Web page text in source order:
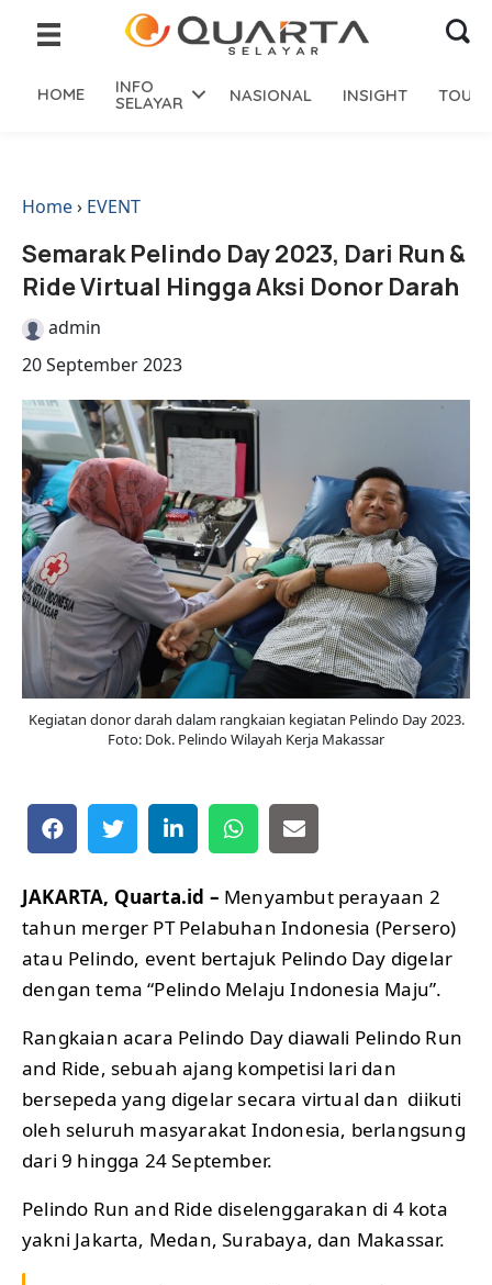
HOME INFO
SELAYAR NASIONAL INSIGHT
Home› EVENT
Semarak Pelindo Day 2023, Dari Run &
Ride Virtual Hingga Aksi Donor Darah
admin
20 September 2023
Kegiatan donor darah dalam rangkaian kegiatan Pelindo Day 2023.
Foto: Dok. Pelindo Wilayah Kerja Makassar
JAKARTA, Quarta.id – Menyambut perayaan 2
tahun merger PT Pelabuhan Indonesia (Persero)
atau Pelindo, event bertajuk Pelindo Day digelar
dengan tema “Pelindo Melaju Indonesia Maju”.
Rangkaian acara Pelindo Day diawali Pelindo Run
and Ride, sebuah ajang kompetisi lari dan
bersepeda yang digelar secara virtual dan diikuti
oleh seluruh masyarakat Indonesia, berlangsung
dari 9 hingga 24 September.
Pelindo Run and Ride diselenggarakan di 4 kota
yakni Jakarta, Medan, Surabaya, dan Makassar.